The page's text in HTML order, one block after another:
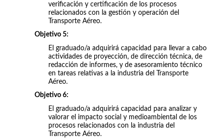
verificación y certificación de los procesos
relacionados con la gestión y operación del
Transporte Aéreo.
Objetivo 5:
El graduado/a adquirirá capacidad para llevar a cabo
actividades de proyección, de dirección técnica, de
redacción de informes, y de asesoramiento técnico
en tareas relativas a la industria del Transporte
Aéreo.
Objetivo 6:
El graduado/a adquirirá capacidad para analizar y
valorar el impacto social y medioambiental de los
procesos relacionados con la industria del
Transporte Aéreo.